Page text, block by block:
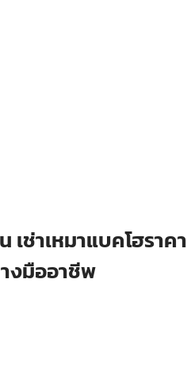
เช่าเหมาแบคโฮราคา
งมืออาชีพ